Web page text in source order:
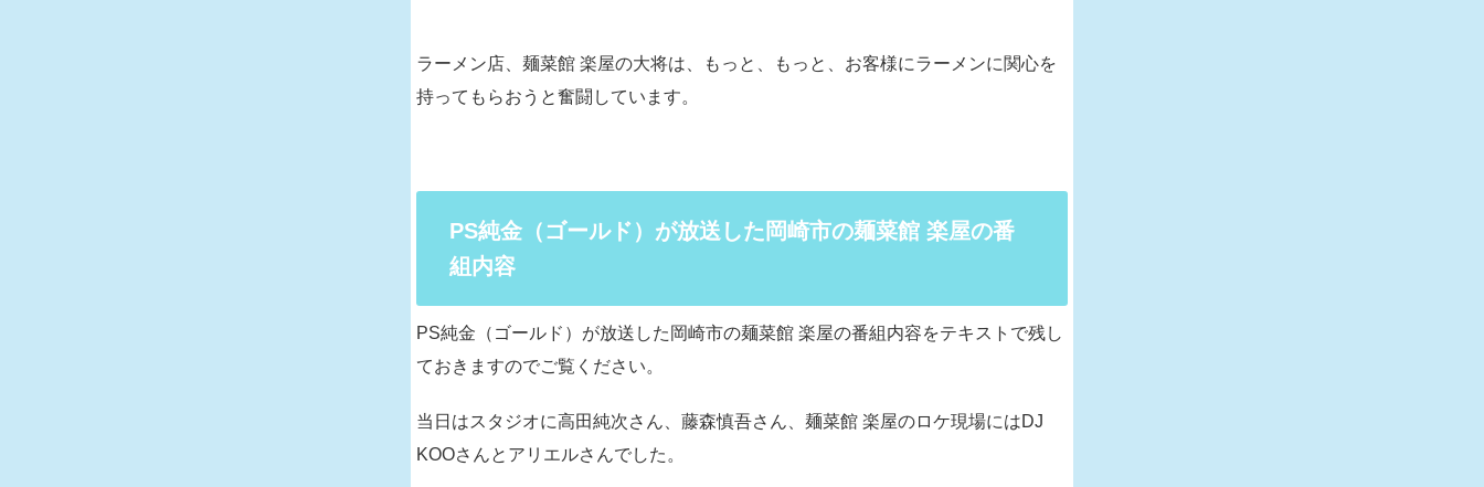
ラーメン店、麺菜館 楽屋の大将は、もっと、もっと、お客様にラーメンに関心を
持ってもらおうと奮闘しています。
PS純金（ゴールド）が放送した岡崎市の麺菜館 楽屋の番
組内容
PS純金（ゴールド）が放送した岡崎市の麺菜館 楽屋の番組内容をテキストで残し
ておきますのでご覧ください。
当日はスタジオに高田純次さん、藤森慎吾さん、麺菜館 楽屋のロケ現場にはDJ
KOOさんとアリエルさんでした。